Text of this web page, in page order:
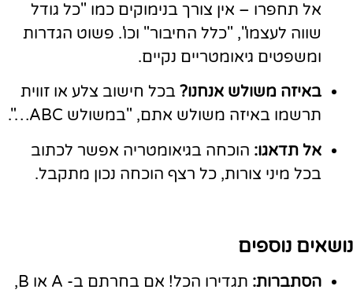
אל תחפרו – אין צורך בנימוקים כמו "כל גודל
שווה לעצמו", "כלל החיבור" וכו'. פשוט הגדרות
ומשפטים גיאומטריים נקיים.
באיזה משולש אנחנו? בכל חישוב צלע או זווית
תרשמו באיזה משולש אתם, "במשולש ABC…".
אל תדאגו: הוכחה בגיאומטריה אפשר לכתוב
בכל מיני צורות, כל רצף הוכחה נכון מתקבל.
נושאים נוספים
הסתברות:
תגדירו הכל! אם בחרתם ב- A או B,